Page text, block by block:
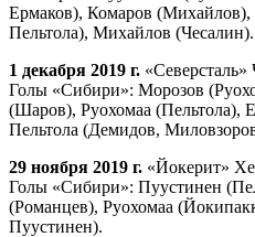
Ермаков), Комаров
Пельтола), Михайлов (Чесалин).
1 декабря 2019 г.
Голы «Сибири»: Морозов
(Шаров), Руохомаа (Пельтола),
Пельтола (Демидов,
29 ноября 2019 г. «Йокерит»
Голы «Сибири»: Пуустинен
(Романцев), Руохомаа
Пуустинен).